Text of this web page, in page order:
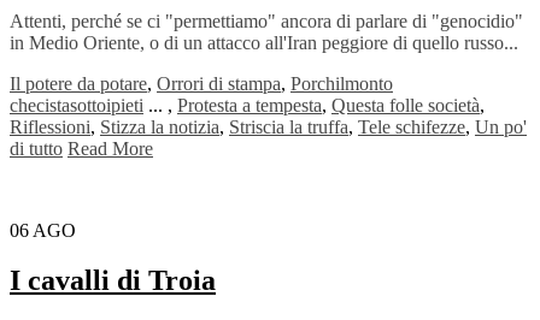
Attenti, perché se ci "permettiamo" ancora di parlare di "genocidio"
in Medio Oriente, o di un attacco all'Iran peggiore di quello russo...
Il potere da potare, Orrori di stampa, Porchilmonto
checistasottoipieti ... , Protesta a tempesta, Questa folle società,
Riflessioni, Stizza la notizia, Striscia la truffa, Tele schifezze, Un po'
di tutto Read More
06 AGO
I cavalli di Troia